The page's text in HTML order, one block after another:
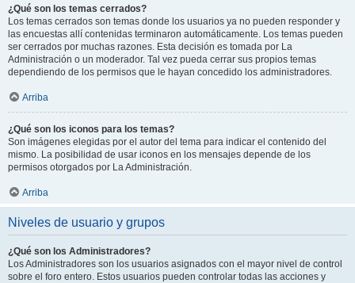
¿Qué son los temas cerrados?
Los temas cerrados son temas donde los usuarios ya no pueden responder y
las encuestas allí contenidas terminaron automáticamente. Los temas pueden
ser cerrados por muchas razones. Esta decisión es tomada por La
Administración o un moderador. Tal vez pueda cerrar sus propios temas
dependiendo de los permisos que le hayan concedido los administradores.
Arriba
¿Qué son los iconos para los temas?
Son imágenes elegidas por el autor del tema para indicar el contenido del
mismo. La posibilidad de usar iconos en los mensajes depende de los
permisos otorgados por La Administración.
Arriba
Niveles de usuario y grupos
¿Qué son los Administradores?
Los Administradores son los usuarios asignados con el mayor nivel de control
sobre el foro entero. Estos usuarios pueden controlar todas las acciones y